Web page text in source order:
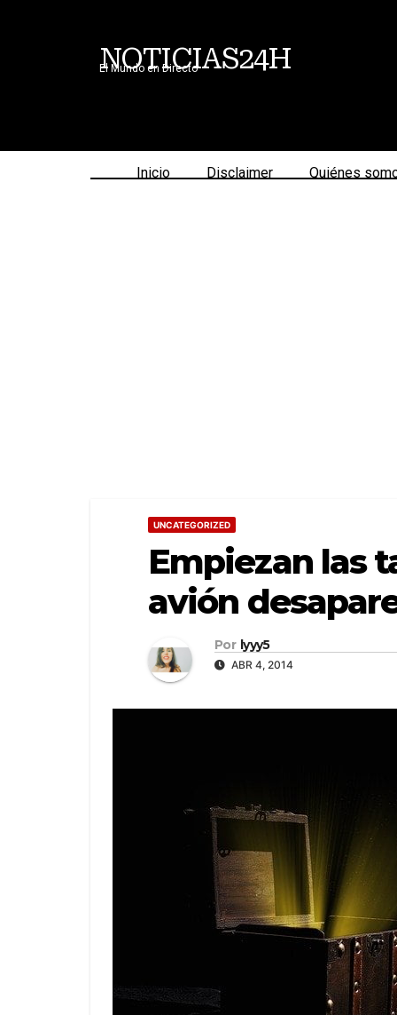
NOTICIAS24H
El Mundo en Directo
Inicio Disclaimer Quiénes
UNCATEGORIZED
Empiezan las
avión
Por lyyy5
ABR 4, 2014